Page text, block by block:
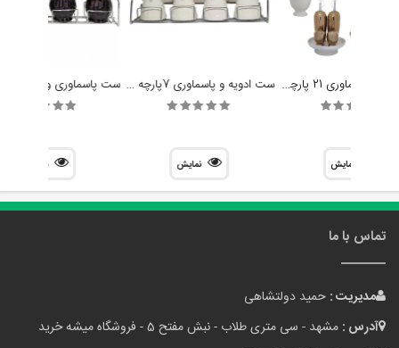
ست ادویه و پاسماوری 21 پارچه برند گیفت هوم مدل گوزن طلایی کد 3141
نمایش
ست ادویه و پاسماوری 7پارچه استنددار برند گیفت هوم مدل لوتوس کد 1304
نمایش
تماس با ما
مدیریت : حمید دولتشاهی
آدرس : مشهد - سی متری طلاب - نبش مفتح 5 - فروشگاه میشه خرید